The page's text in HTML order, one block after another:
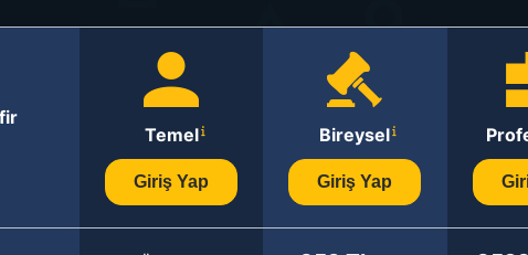
Temel
Giriş Yap
Bireysel
Giriş Yap